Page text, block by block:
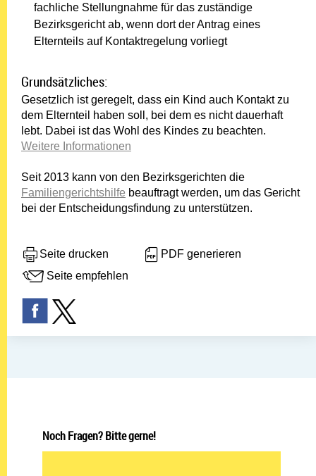
fachliche Stellungnahme für das zuständige
Bezirksgericht ab, wenn dort der Antrag eines
Elternteils auf Kontaktregelung vorliegt
Grundsätzliches:
Gesetzlich ist geregelt, dass ein Kind auch Kontakt zu
dem Elternteil haben soll, bei dem es nicht dauerhaft
lebt. Dabei ist das Wohl des Kindes zu beachten.
Weitere Informationen
Seit 2013 kann von den Bezirksgerichten die
Familiengerichtshilfe beauftragt werden, um das Gericht
bei der Entscheidungsfindung zu unterstützen.
Seite drucken
PDF generieren
Seite empfehlen
Noch Fragen? Bitte gerne!